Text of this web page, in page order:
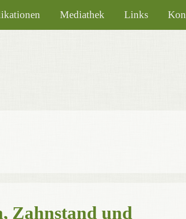
Mediathek Links
Zahnstand und